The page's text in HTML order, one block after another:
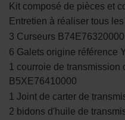
Kit composé de pièces et
Entretien à réaliser tous
3 Curseurs B74E76320000
6 Galets origine référence
1 courroie de transmission
B5XE76410000
1 Joint de carter de
2 bidons d'huile de